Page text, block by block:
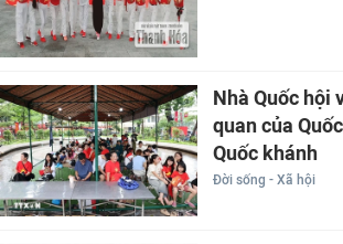
Nhà Quốc hội
quan của
Quốc khánh
Đời sống - Xã hội